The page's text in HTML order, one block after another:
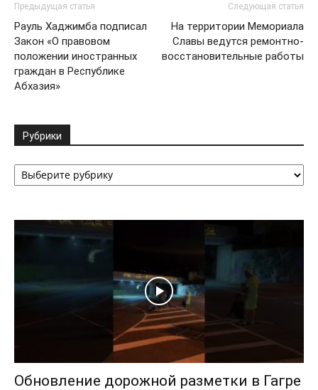
Предыдущая статья
Рауль Хаджимба подписал
Закон «О правовом
положении иностранных
граждан в Республике
Абхазия»
Следующая статья
На территории Мемориала
Славы ведутся ремонтно-
восстановительные работы
Рубрики
Рубрики
Обновление дорожной разметки в Гагре